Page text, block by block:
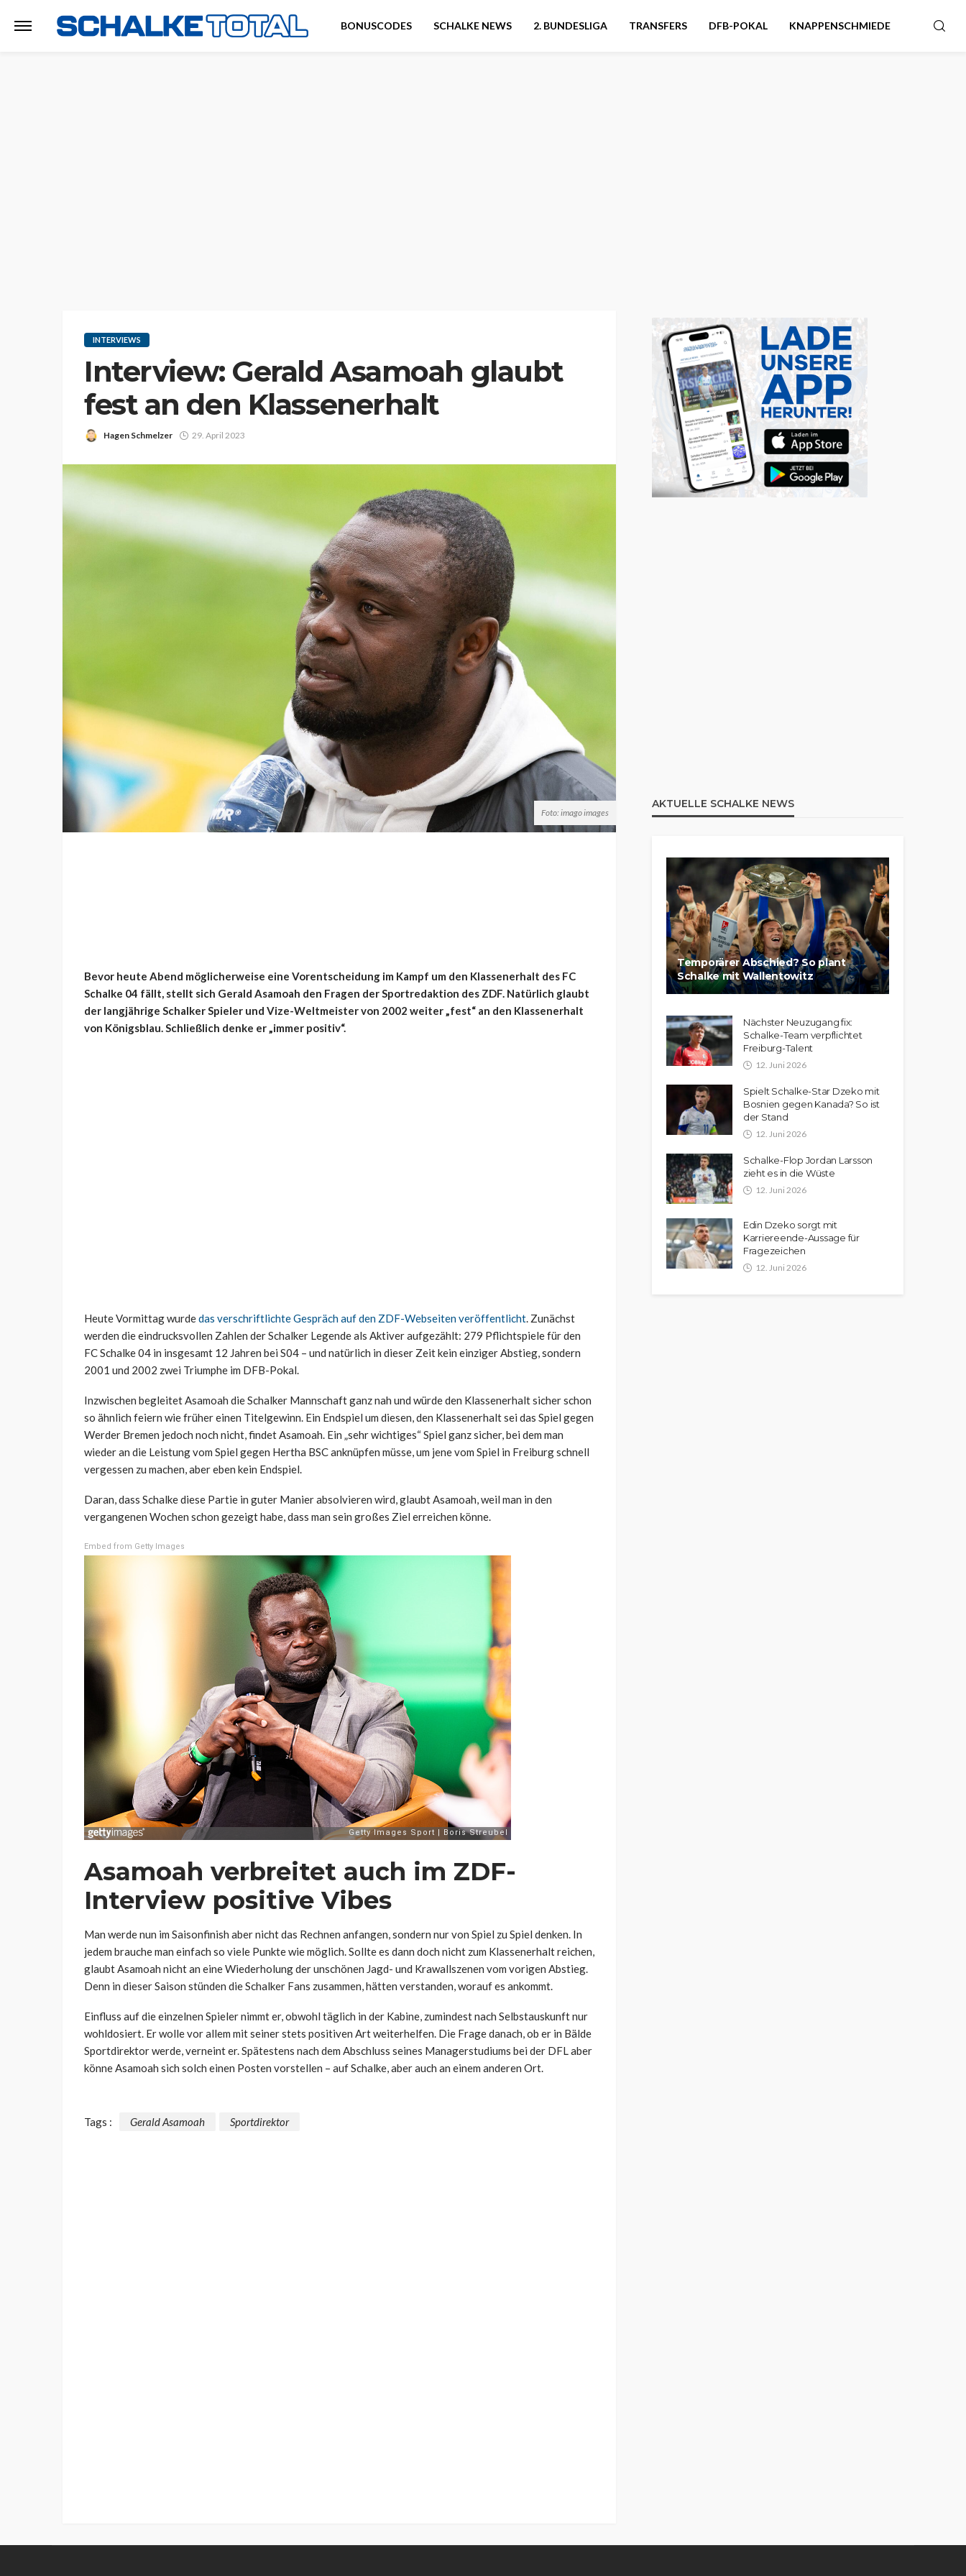
BONUSCODES SCHALKE NEWS 2. BUNDESLIGA TRANSFERS DFB-POKAL KNAPPENSCHMIEDE
INTERVIEWS
Interview: Gerald Asamoah glaubt
fest an den Klassenerhalt
Hagen Schmelzer 29. April 2023
Foto: imago images
Bevor heute Abend möglicherweise eine Vorentscheidung im Kampf um den Klassenerhalt des FC
Schalke 04 fällt, stellt sich Gerald Asamoah den Fragen der Sportredaktion des ZDF. Natürlich glaubt
der langjährige Schalker Spieler und Vize-Weltmeister von 2002 weiter „fest“ an den Klassenerhalt
von Königsblau. Schließlich denke er „immer positiv“.
Heute Vormittag wurdedas verschriftlichte Gespräch auf den ZDF-Webseiten veröffentlicht. Zunächst
werden die eindrucksvollen Zahlen der Schalker Legende als Aktiver aufgezählt: 279 Pflichtspiele für den
FC Schalke 04 in insgesamt 12 Jahren bei S04 – und natürlich in dieser Zeit kein einziger Abstieg, sondern
2001 und 2002 zwei Triumphe im DFB-Pokal.
Inzwischen begleitet Asamoah die Schalker Mannschaft ganz nah und würde den Klassenerhalt sicher schon
so ähnlich feiern wie früher einen Titelgewinn. Ein Endspiel um diesen, den Klassenerhalt sei das Spiel gegen
Werder Bremen jedoch noch nicht, findet Asamoah. Ein „sehr wichtiges“ Spiel ganz sicher, bei dem man
wieder an die Leistung vom Spiel gegen Hertha BSC anknüpfen müsse, um jene vom Spiel in Freiburg schnell
vergessen zu machen, aber eben kein Endspiel.
Daran, dass Schalke diese Partie in guter Manier absolvieren wird, glaubt Asamoah, weil man in den
vergangenen Wochen schon gezeigt habe, dass man sein großes Ziel erreichen könne.
Embed from Getty Images
Asamoah verbreitet auch im ZDF-
Interview positive Vibes
Man werde nun im Saisonfinish aber nicht das Rechnen anfangen, sondern nur von Spiel zu Spiel denken. In
jedem brauche man einfach so viele Punkte wie möglich. Sollte es dann doch nicht zum Klassenerhalt reichen,
glaubt Asamoah nicht an eine Wiederholung der unschönen Jagd- und Krawallszenen vom vorigen Abstieg.
Denn in dieser Saison stünden die Schalker Fans zusammen, hätten verstanden, worauf es ankommt.
Einfluss auf die einzelnen Spieler nimmt er, obwohl täglich in der Kabine, zumindest nach Selbstauskunft nur
wohldosiert. Er wolle vor allem mit seiner stets positiven Art weiterhelfen. Die Frage danach, ob er in Bälde
Sportdirektor werde, verneint er. Spätestens nach dem Abschluss seines Managerstudiums bei der DFL aber
könne Asamoah sich solch einen Posten vorstellen – auf Schalke, aber auch an einem anderen Ort.
Tags : Gerald Asamoah Sportdirektor
AKTUELLE SCHALKE NEWS
Temporärer Abschied? So plant
Schalke mit Wallentowitz
Nächster Neuzugang fix:
Schalke-Team verpflichtet
Freiburg-Talent
12. Juni 2026
Spielt Schalke-Star Dzeko mit
Bosnien gegen Kanada? So ist
der Stand
12. Juni 2026
Schalke-Flop Jordan Larsson
zieht es in die Wüste
12. Juni 2026
Edin Dzeko sorgt mit
Karriereende-Aussage für
Fragezeichen
12. Juni 2026